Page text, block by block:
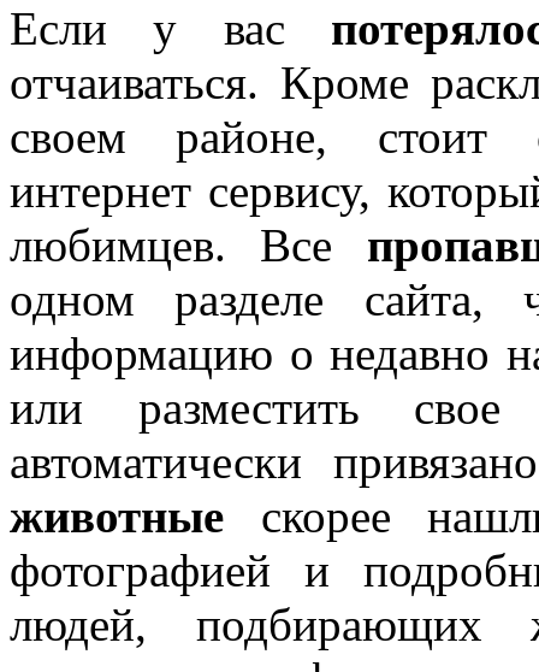
Если у вас
отчаиваться. Кроме
своем районе, стоит
интернет сервису,
любимцев. Все
одном разделе сайта,
информацию о недавно
или разместить свое
автоматически
животные скорее
фотографией и
людей, подбирающих